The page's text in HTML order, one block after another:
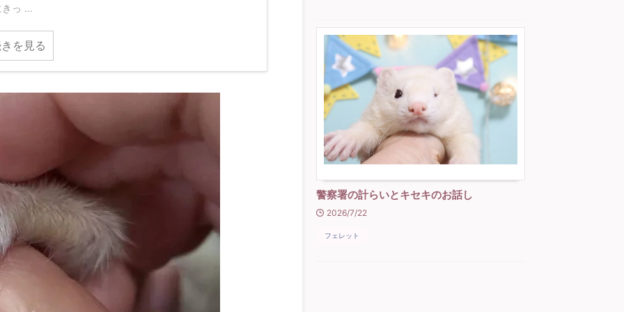
っ ...
を見る
警察署の計らいとキセキのお話し
2026/7/22
フェレット